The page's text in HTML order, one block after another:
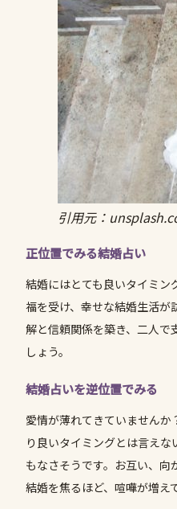
引用元：
正位置でみる結婚占い
結婚にはとても良いタイミン
福を受け、幸せな結婚生活が
解と信頼関係を築き、二人で
しょう。
結婚占いを逆位置でみる
愛情が薄れてきていません
り良いタイミングとは言え
もなさそうです。お互い、向
結婚を焦るほど、喧嘩が増え